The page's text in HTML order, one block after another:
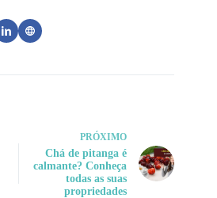
PRÓXIMO
Chá de pitanga é
calmante? Conheça
todas as suas
propriedades